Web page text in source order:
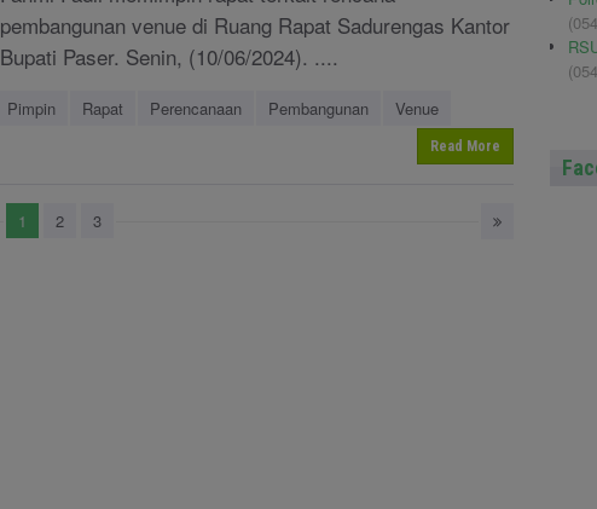
pembangunan venue di Ruang Rapat Sadurengas Kantor
Bupati Paser. Senin, (10/06/2024). ....
Pimpin Rapat Perencanaan Pembangunan
Venue
Read More
1 2 3